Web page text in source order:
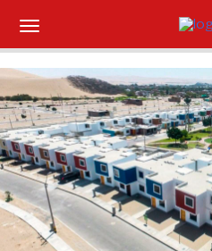
Suscríbase
Iniciar sesión
Portada
¿Qué está pasando?
Sectores y Empresas